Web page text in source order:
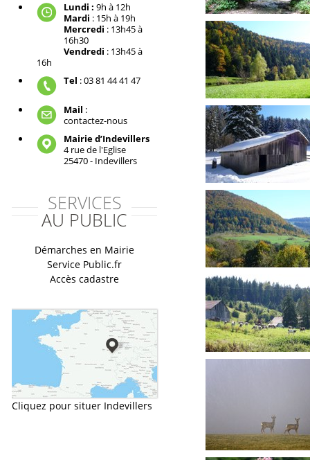
Lundi : 9h à 12h
Mardi : 15h à 19h
Mercredi : 13h45 à
16h30
Vendredi : 13h45 à
16h
Tel : 03 81 44 41 47
Mail :
contactez-nous
Mairie d’Indevillers
4 rue de l'Eglise
25470 - Indevillers
SERVICES
AU PUBLIC
Démarches en Mairie
Service Public.fr
Accès cadastre
Cliquez pour situer Indevillers